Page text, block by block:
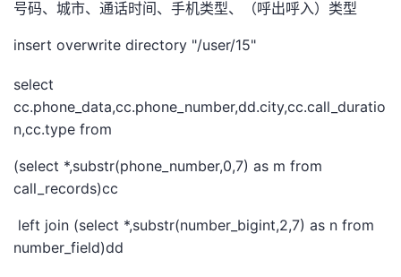
主
页
的
开
者
我
的
我
号码、城市、通话时间、手机类型、（呼出呼入）类型
insert overwrite directory "/user/15"
select
cc.phone_data,cc.phone_number,dd.city,cc.call_duratio
n,cc.type from
(select *,substr(phone_number,0,7) as m from
call_records)cc
left join (select *,substr(number_bigint,2,7) as n from
number_field)dd